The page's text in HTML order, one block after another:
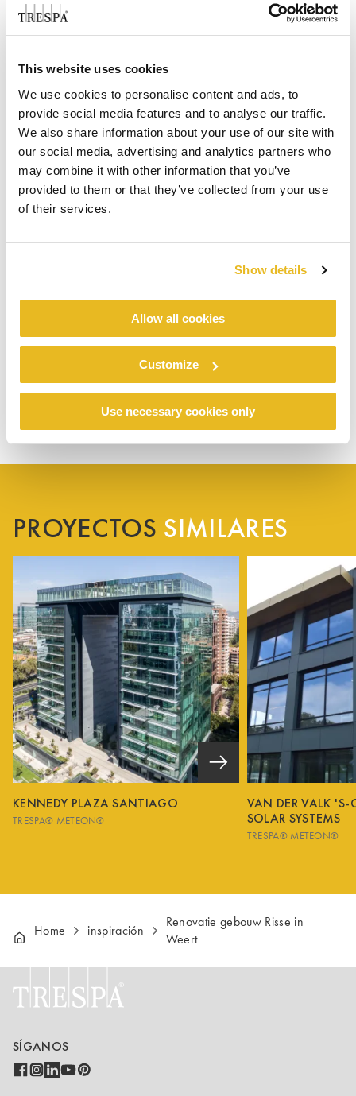
This website uses cookies
We use cookies to personalise content and ads, to
provide social media features and to analyse our traffic.
We also share information about your use of our site with
our social media, advertising and analytics partners who
may combine it with other information that you’ve
provided to them or that they’ve collected from your use
of their services.
Show details
Allow all cookies
Customize
Use necessary cookies only
PROYECTOS SIMILARES
KENNEDY PLAZA SANTIAGO
TRESPA® METEON®
VAN DER VALK 'S-
SOLAR SYSTEMS
TRESPA® METEON®
Home inspiración
Renovatie gebouw Risse in
Weert
SÍGANOS